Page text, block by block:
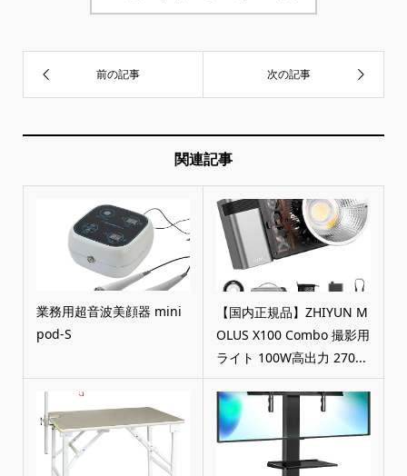
関連記事
業務用超音波美顔器 mini
pod-S
【国内正規品】ZHIYUN M
OLUS X100 Combo 撮影用
ライト 100W高出力 270...